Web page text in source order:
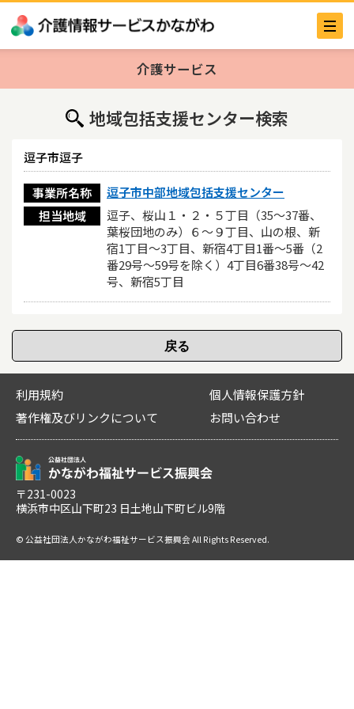
介護サービス
地域包括支援センター検索
逗子市逗子
事業所名称
逗子市中部地域包括支援センター
担当地域
逗子、桜山１・２・５丁目（35～37番、
葉桜団地のみ）６～９丁目、山の根、新
宿1丁目～3丁目、新宿4丁目1番～5番（2
番29号～59号を除く）4丁目6番38号～42
号、新宿5丁目
利用規約
個人情報保護方針
著作権及びリンクについて
お問い合わせ
〒231-0023
横浜市中区山下町23 日土地山下町ビル9階
© 公益社団法人かながわ福祉サービス振興会 All Rights Reserved.